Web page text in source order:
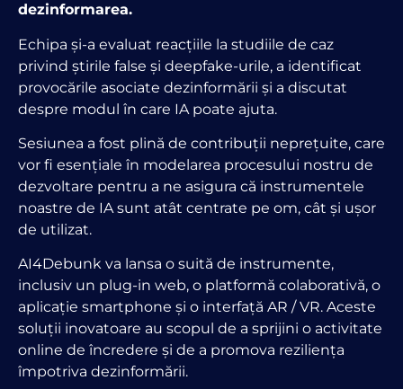
dezinformarea.
Echipa și-a evaluat reacțiile la studiile de caz
privind știrile false și deepfake-urile, a identificat
provocările asociate dezinformării și a discutat
despre modul în care IA poate ajuta.
Sesiunea a fost plină de contribuții neprețuite, care
vor fi esențiale în modelarea procesului nostru de
dezvoltare pentru a ne asigura că instrumentele
noastre de IA sunt atât centrate pe om, cât și ușor
de utilizat.
AI4Debunk va lansa o suită de instrumente,
inclusiv un plug-in web, o platformă colaborativă, o
aplicație smartphone și o interfață AR / VR. Aceste
soluții inovatoare au scopul de a sprijini o activitate
online de încredere și de a promova reziliența
împotriva dezinformării.